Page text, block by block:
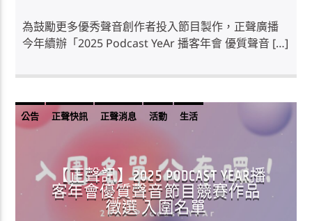
為鼓勵更多優秀聲音創作者投入節目製作，正聲廣播
今年續辦「2025 Podcast YeAr 播客年會 優質聲音 […]
公告 正聲快訊 正聲消息 活動 生活
【正聲訊】2025 PODCAST YEAR播
客年會優質聲音節目競賽作品
徵選 入圍名單